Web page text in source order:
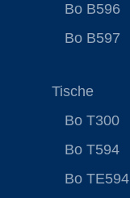
Bo B596
Bo B597
Tische
Bo T300
Bo T594
Bo TE594